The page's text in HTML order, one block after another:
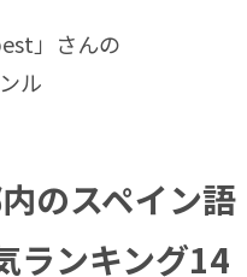
」さんの
ル
のスペイン語
ランキング14